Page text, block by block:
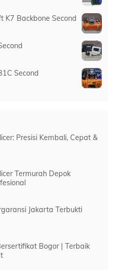
K7 Backbone Second
Second
Presisi Kembali, Cepat &
Termurah Depok
Jakarta Terbukti
Bogor | Terbaik